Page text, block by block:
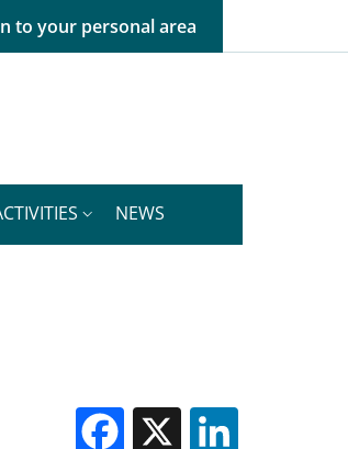
LANGUAGE
to your personal area
NEWS
Facebook
X